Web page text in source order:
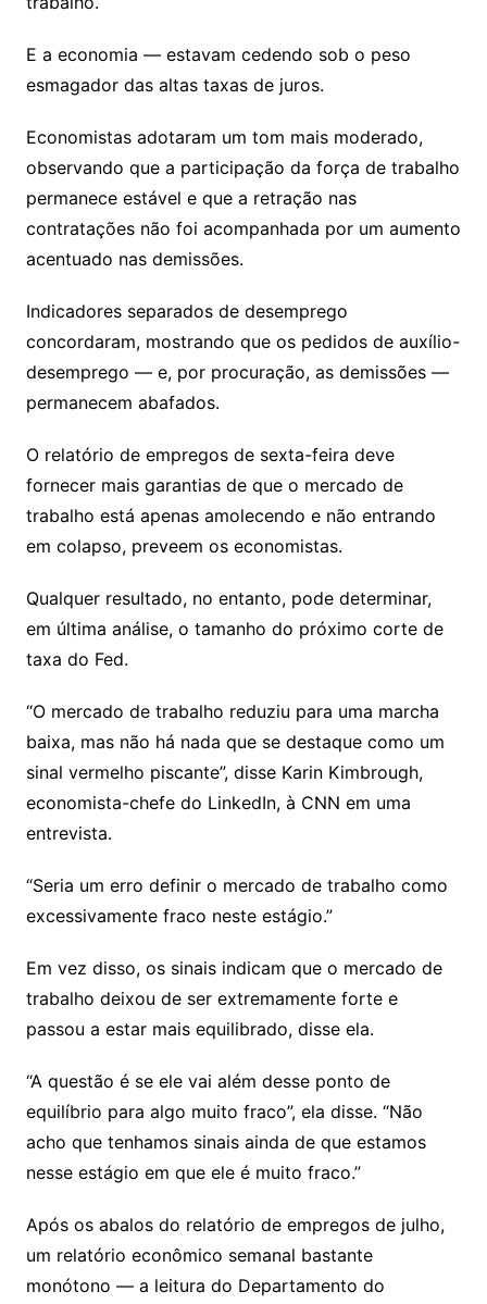
E a economia — estavam cedendo sob o peso
esmagador das altas taxas de juros.
Economistas adotaram um tom mais moderado,
observando que a participação da força de trabalho
permanece estável e que a retração nas
contratações não foi acompanhada por um aumento
acentuado nas demissões.
Indicadores separados de desemprego
concordaram, mostrando que os pedidos de auxílio-
desemprego — e, por procuração, as demissões —
permanecem abafados.
O relatório de empregos de sexta-feira deve
fornecer mais garantias de que o mercado de
trabalho está apenas amolecendo e não entrando
em colapso, preveem os economistas.
Qualquer resultado, no entanto, pode determinar,
em última análise, o tamanho do próximo corte de
taxa do Fed.
“O mercado de trabalho reduziu para uma marcha
baixa, mas não há nada que se destaque como um
sinal vermelho piscante”, disse Karin Kimbrough,
economista-chefe do LinkedIn, à CNN em uma
entrevista.
“Seria um erro definir o mercado de trabalho como
excessivamente fraco neste estágio.”
Em vez disso, os sinais indicam que o mercado de
trabalho deixou de ser extremamente forte e
passou a estar mais equilibrado, disse ela.
“A questão é se ele vai além desse ponto de
equilíbrio para algo muito fraco”, ela disse. “Não
acho que tenhamos sinais ainda de que estamos
nesse estágio em que ele é muito fraco.”
Após os abalos do relatório de empregos de julho,
um relatório econômico semanal bastante
monótono — a leitura do Departamento do